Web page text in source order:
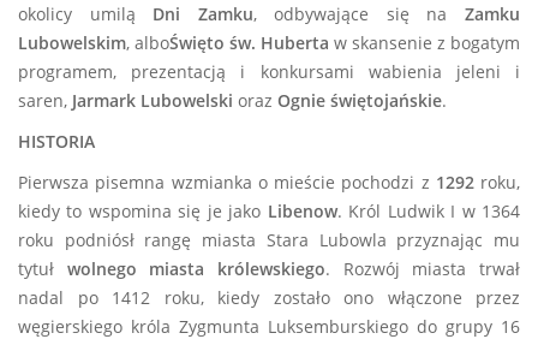
okolicy umilą Dni Zamku, odbywające się naZamku
Lubowelskim, alboŚwięto św. Huberta w skansenie z bogatym
programem, prezentacją i konkursami wabienia jeleni i
saren, Jarmark Lubowelski oraz Ognie świętojańskie.
HISTORIA
Pierwsza pisemna wzmianka o mieście pochodzi z 1292 roku,
kiedy to wspomina się je jako Libenow. Król Ludwik I w 1364
roku podniósł rangę miasta Stara Lubowla przyznając mu
tytuł wolnego miasta królewskiego. Rozwój miasta trwał
nadal po 1412 roku, kiedy zostało ono włączone przez
węgierskiego króla Zygmunta Luksemburskiego do grupy 16